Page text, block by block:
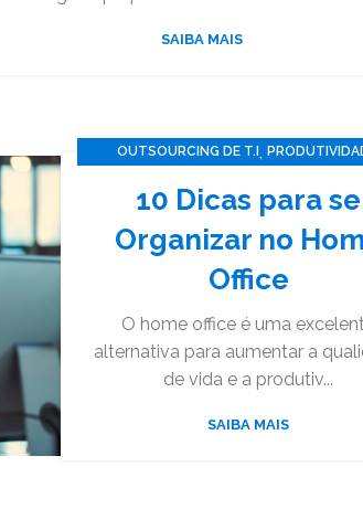
SAIBA MAIS
OUTSOURCING DE T.I,
10 Dicas para se
Organizar no
Office
O home office é uma
alternativa para aumentar a
de vida e a produtiv...
SAIBA MAIS